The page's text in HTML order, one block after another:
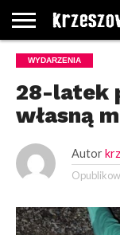
STRONA
GŁÓWNA
WYBORY
WYBIERZ
ROZKŁADY
GREGORCZYK
KONTAKT
WYDARZENIA
28-latek
własną
Autor